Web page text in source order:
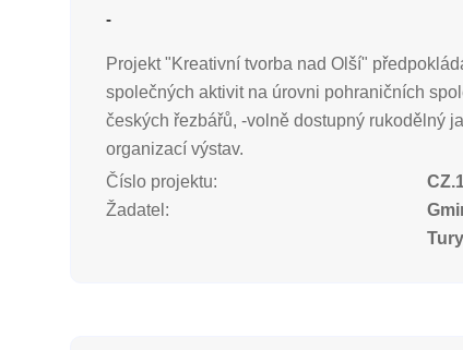
-
Projekt "Kreativní tvorba nad Olší"
společných aktivit na úrovni pohraničních
českých řezbářů, -volně dostupný rukodělný
organizací výstav.
Číslo projektu:
Žadatel: